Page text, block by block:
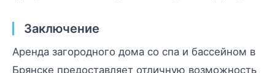
Заключение
Аренда загородного дома со спа и бассейном в
Брянске предоставляет отличную возможность